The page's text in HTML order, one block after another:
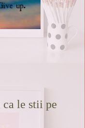
ca le stii pe